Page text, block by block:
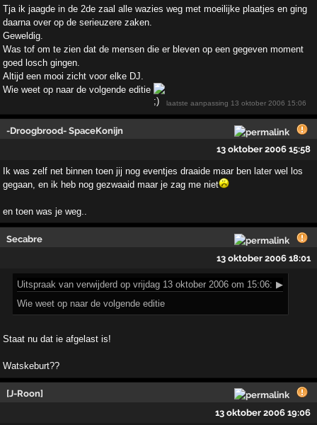
Tja ik jaagde in de 2de zaal alle wazies weg met moeilijke plaatjes en ging
daarna over op de serieuzere zaken.
Geweldig.
Was tof om te zien dat de mensen die er bleven op een gegeven moment
goed losch gingen.
Altijd een mooi zicht voor elke DJ.
Wie weet op naar de volgende editie
laatste aanpassing 13 oktober 2006 15:06
-Droogbrood- SpaceKonijn
13 oktober 2006 15:58
Ik was zelf net binnen toen jij nog eventjes draaide maar ben later wel los
gegaan, en ik heb nog gezwaaid maar je zag me niet
en toen was je weg..
Secabre
13 oktober 2006 18:01
Uitspraak van verwijderd op vrijdag 13 oktober 2006 om 15:06: ▶
Wie weet op naar de volgende editie
Staat nu dat ie afgelast is!
Watskeburt??
[J-Roon]
13 oktober 2006 19:06